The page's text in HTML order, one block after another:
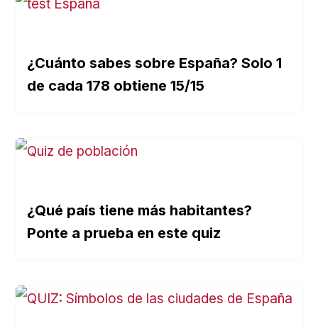
¿Cuánto sabes sobre España? Solo 1
de cada 178 obtiene 15/15
¿Qué país tiene más habitantes?
Ponte a prueba en este quiz